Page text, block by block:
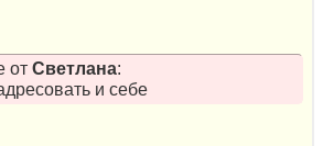
от Светлана:
и себе